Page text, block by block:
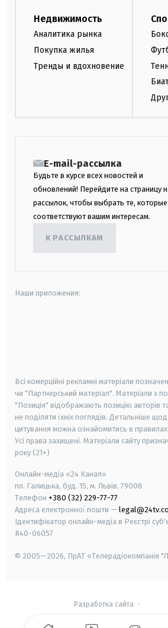
Недвижимость
Аналитика рынка
Покупка жилья
Тренды и вдохновение
E-mail-рассылка
Будьте в курсе всех новостей и
обновлений! Перейдите на страницу
рассылок, чтобы выбрать те, которые
соответствуют вашим интересам.
К РАССЫЛКАМ
Наши приложения:
Всі комерційні рекламні матеріали
чи "Партнерський матеріал". Матеріали з
"Позиція" відображають позицію авторів
не поділяти їхніх поглядів. Детальніше
цитування можна ознайомитись в
Усі права захищені. Матеріали сайту
року (21+)
Онлайн-медіа «24 Канал»
пл. Галицька, буд. 15, м. Львів, 79008
Телефон +380 (32) 229-77-77
Адреса електронної пошти —
Ідентифікатор онлайн-медіа в Реєстрі
R40-06057
© 2005—2026, ПрАТ «Телерадіокомпанія
Разработка сайта -